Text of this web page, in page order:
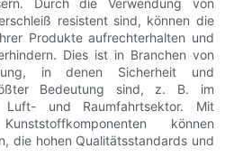
Durch die Verwendung von
resistent sind, können die
Produkte aufrechterhalten und
Dies ist in Branchen von
in denen Sicherheit und
Bedeutung sind, z. B. im
und Raumfahrtsektor. Mit
können
die hohen Qualitätsstandards und